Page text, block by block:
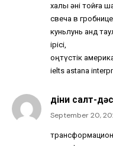
халық әні тойға
свеча в
куньлунь анд
ірісі,
оңтүстік
ielts astana
діни салт-
September 20,